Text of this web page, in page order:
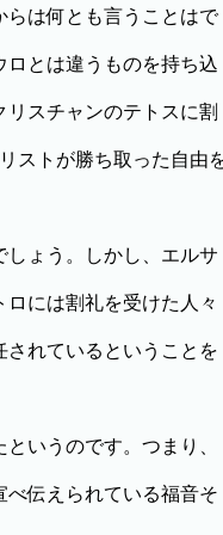
らは何とも言うことはで
とは違うものを持ち込
スチャンのテトスに割
ストが勝ち取った自由
ょう。しかし、エルサ
には割礼を受けた人々
れているということを
いうのです。つまり、
伝えられている福音そ